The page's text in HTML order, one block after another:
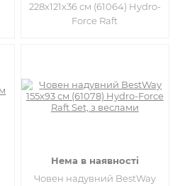
228х121х36 см (61064) Hydro-
Force Raft
Нема в наявності
Човен надувний BestWay